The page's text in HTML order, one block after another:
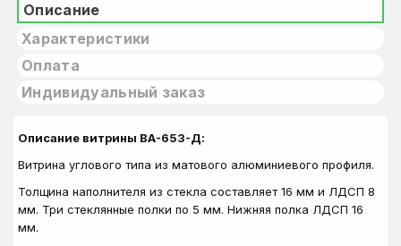
Описание
Характеристики
Оплата
Индивидуальный заказ
Описание витрины ВА-653-Д:
Витрина углового типа из матового алюминиевого профиля.
Толщина наполнителя из стекла составляет 16 мм и ЛДСП 8
мм. Три стеклянные полки по 5 мм. Нижняя полка ЛДСП 16
мм.